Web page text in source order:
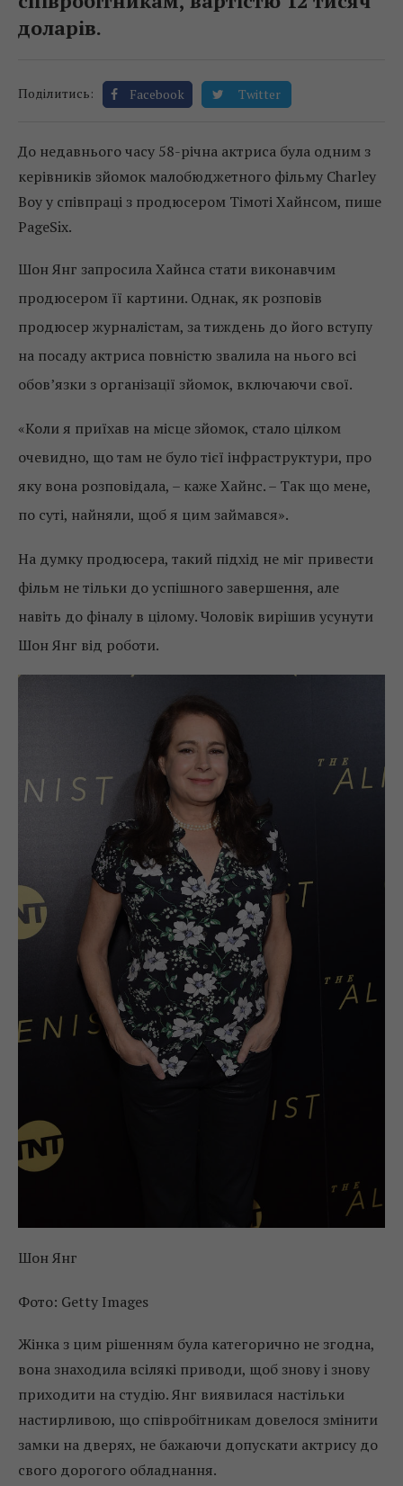
доларів.
Поділитись: Facebook Twitter
До недавнього часу 58-річна актриса була одним з
керівників зйомок малобюджетного фільму Charley
Boy у співпраці з продюсером Тімоті Хайнсом, пише
PageSix.
Шон Янг запросила Хайнса стати виконавчим
продюсером її картини. Однак, як розповів
продюсер журналістам, за тиждень до його вступу
на посаду актриса повністю звалила на нього всі
обов’язки з організації зйомок, включаючи свої.
«Коли я приїхав на місце зйомок, стало цілком
очевидно, що там не було тієї інфраструктури, про
яку вона розповідала, – каже Хайнс. – Так що мене,
по суті, найняли, щоб я цим займався».
На думку продюсера, такий підхід не міг привести
фільм не тільки до успішного завершення, але
навіть до фіналу в цілому. Чоловік вирішив усунути
Шон Янг від роботи.
Шон Янг
Фото: Getty Images
Жінка з цим рішенням була категорично не згодна,
вона знаходила всілякі приводи, щоб знову і знову
приходити на студію. Янг виявилася настільки
настирливою, що співробітникам довелося змінити
замки на дверях, не бажаючи допускати актрису до
свого дорогого обладнання.